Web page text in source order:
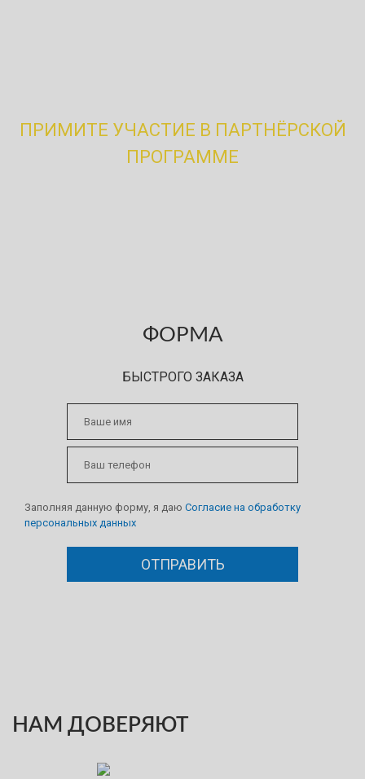
ПРИМИТЕ УЧАСТИЕ В ПАРТНЁРСКОЙ
ПРОГРАММЕ
ФОРМА
БЫСТРОГО ЗАКАЗА
Заполняя данную форму, я даю Согласие на обработку
персональных данных
НАМ ДОВЕРЯЮТ